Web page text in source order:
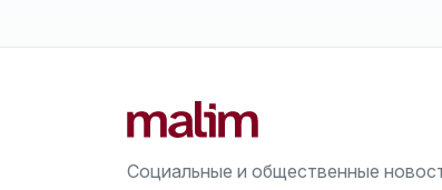
Социальные и общественные